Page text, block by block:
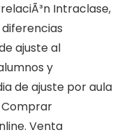
Intraclase,
diferencias
ajuste al
y
de ajuste por aula
Comprar
Venta